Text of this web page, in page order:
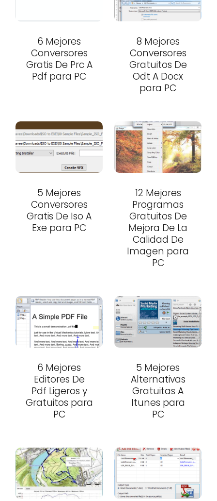
6 Mejores
Conversores
Gratis De Prc A
Pdf para PC
8 Mejores
Conversores
Gratuitos De
Odt A Docx
para PC
5 Mejores
Conversores
Gratis De Iso A
Exe para PC
12 Mejores
Programas
Gratuitos De
Mejora De La
Calidad De
Imagen para
PC
6 Mejores
Editores De
Pdf Ligeros y
Gratuitos para
PC
5 Mejores
Alternativas
Gratuitas A
Itunes para
PC